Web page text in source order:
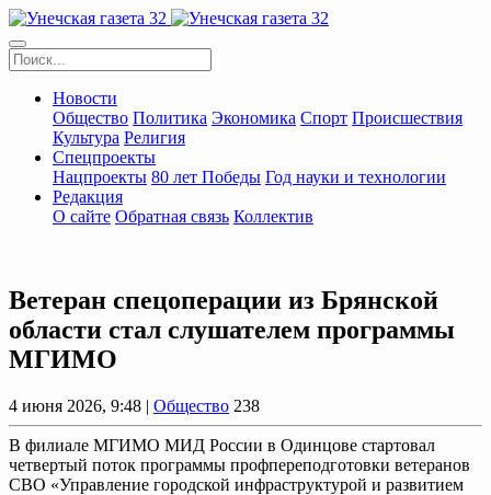
Новости
Общество Политика Экономика Спорт Происшествия
Культура Религия
Спецпроекты
Нацпроекты 80 лет Победы Год науки и технологии
Редакция
О сайте Обратная связь Коллектив
Ветеран спецоперации из Брянской
области стал слушателем программы
МГИМО
4 июня 2026, 9:48 | Общество 238
В филиале МГИМО МИД России в Одинцове стартовал
четвертый поток программы профпереподготовки ветеранов
СВО «Управление городской инфраструктурой и развитием